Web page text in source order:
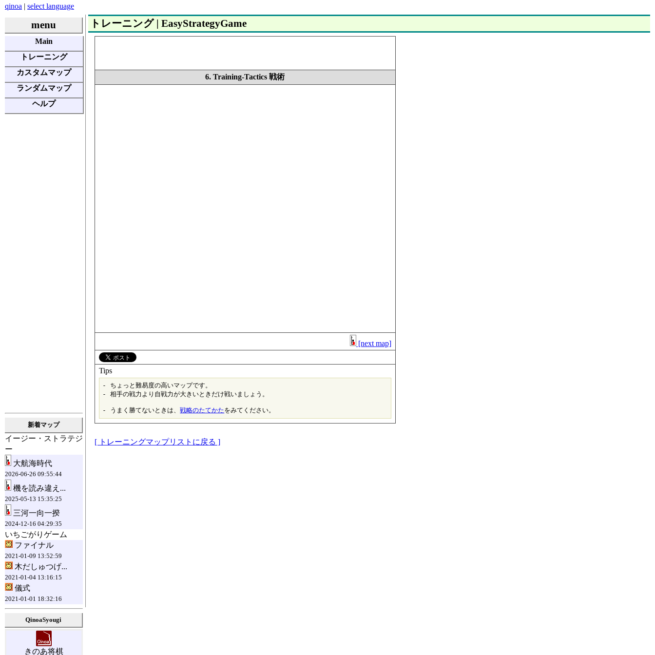
qinoa | select language
menu
Main
トレーニング
カスタムマップ
ランダムマップ
ヘルプ
新着マップ
イージー・ストラテジ
ー
大航海時代
2026-06-26 09:55:44
機を読み違え...
2025-05-13 15:35:25
三河一向一揆
2024-12-16 04:29:35
いちごがりゲーム
ファイナル
2021-01-09 13:52:59
木だしゅつげ...
2021-01-04 13:16:15
儀式
2021-01-01 18:32:16
QinoaSyougi
きのあ将棋
トレーニング | EasyStrategyGame
6. Training-Tactics 戦術
[next map]
Tips
- ちょっと難易度の高いマップです。
- 相手の戦力より自戦力が大きいときだけ戦いましょう。
- うまく勝てないときは、戦略のたてかた
[ トレーニングマップリストに戻る ]